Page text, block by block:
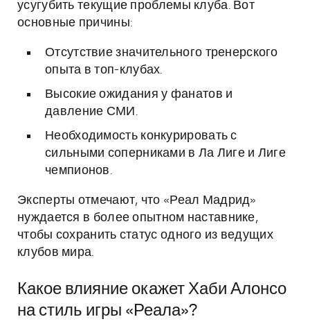
усугубить текущие проблемы клуба. Вот
основные причины:
Отсутствие значительного тренерского
опыта в топ-клубах.
Высокие ожидания у фанатов и
давление СМИ.
Необходимость конкурировать с
сильными соперниками в Ла Лиге и Лиге
чемпионов.
Эксперты отмечают, что «Реал Мадрид»
нуждается в более опытном наставнике,
чтобы сохранить статус одного из ведущих
клубов мира.
Какое влияние окажет Хаби Алонсо
на стиль игры «Реала»?